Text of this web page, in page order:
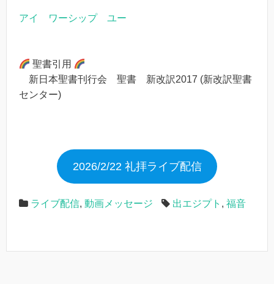
アイ ワーシップ ユー
聖書引用
新日本聖書刊行会 聖書 新改訳2017 (新改訳聖書
センター)
2026/2/22 礼拝ライブ配信
ライブ配信, 動画メッセージ 出エジプト , 福音